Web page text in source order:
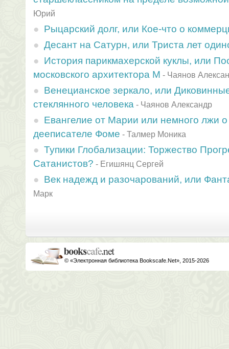
Юрий
Рыцарский долг, или Кое-что о
Десант на Сатурн, или Триста лет
История парикмахерской куклы, или
московского архитектора М - Чаянов
Венецианское зеркало, или
стеклянного человека - Чаянов Александр
Евангелие от Марии или немного лжи
дееписателе Фоме - Талмер Моника
Тупики Глобализации: Торжество
Сатанистов? - Егишянц Сергей
Век надежд и разочарований, или
Марк
© «Электронная библиотека Bookscafe.Net», 2015-2026